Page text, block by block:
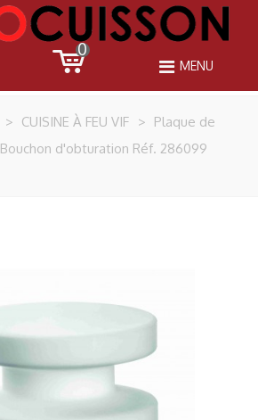
0
MENU
> CUISINE À FEU VIF > Plaque de
Bouchon d'obturation Réf. 286099